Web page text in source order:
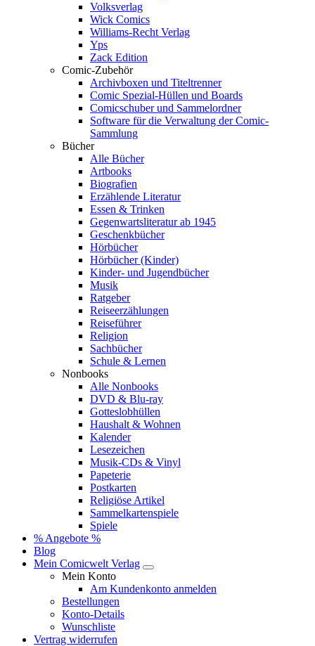
Volksverlag
Wick Comics
Williams-Recht Verlag
Yps
Zack Edition
Comic-Zubehör
Archivboxen und Titeltrenner
Comic Spezial-Hüllen und Boards
Comicschuber und Sammelordner
Software für die Verwaltung der Comic-
Sammlung
Bücher
Alle Bücher
Artbooks
Biografien
Erzählende Literatur
Essen & Trinken
Gegenwartsliteratur ab 1945
Geschenkbücher
Hörbücher
Hörbücher (Kinder)
Kinder- und Jugendbücher
Musik
Ratgeber
Reiseerzählungen
Reiseführer
Religion
Sachbücher
Schule & Lernen
Nonbooks
Alle Nonbooks
DVD & Blu-ray
Gotteslobhüllen
Haushalt & Wohnen
Kalender
Lesezeichen
Musik-CDs & Vinyl
Papeterie
Postkarten
Religiöse Artikel
Sammelkartenspiele
Spiele
% Angebote %
Blog
Mein Comicwelt Verlag
Mein Konto
Am Kundenkonto anmelden
Bestellungen
Konto-Details
Wunschliste
Vertrag widerrufen